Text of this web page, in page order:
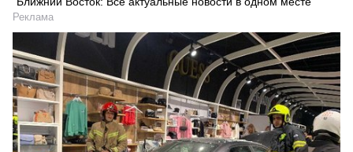
Реклама